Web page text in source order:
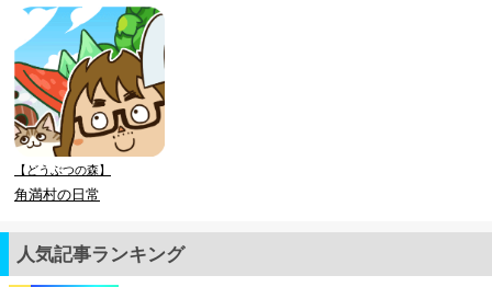
【どうぶつの森】
角満村の日常
人気記事ランキング